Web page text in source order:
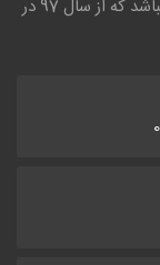
و پخش لوازم یدکی خودروهای هیوندای و کیا میباشد که از سال 97 در